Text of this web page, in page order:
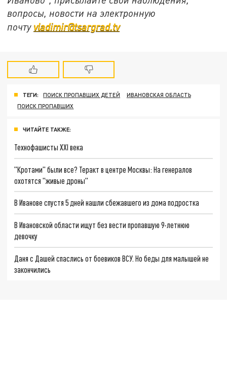
вопросы, новости на электронную
почту vladimir@tsargrad.tv
ТЕГИ: ПОИСК ПРОПАВШИХ ДЕТЕЙ
ИВАНОВСКАЯ ОБЛАСТЬ
ПОИСК ПРОПАВШИХ
ЧИТАЙТЕ ТАКЖЕ:
Технофашисты XXI века
"Кротами" были все? Теракт в центре Москвы: На генералов
охотятся "живые дроны"
В Иванове спустя 5 дней нашли сбежавшего из дома подростка
В Ивановской области ищут без вести пропавшую 9-летнюю
девочку
Даня с Дашей спаслись от боевиков ВСУ. Но беды для малышей не
закончились